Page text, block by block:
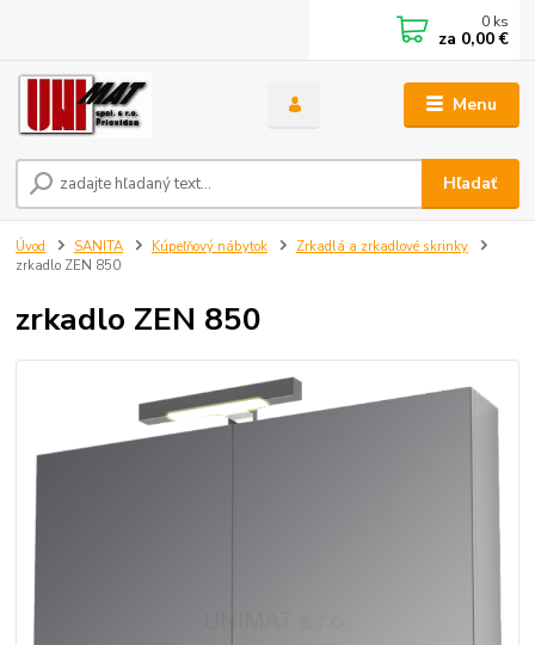
Menu
Hľadať
0 ks
za 0,00 €
Úvod SANITA Kúpeľňový nábytok
Zrkadlá a zrkadlové skrinky
zrkadlo ZEN 850
zrkadlo ZEN 850